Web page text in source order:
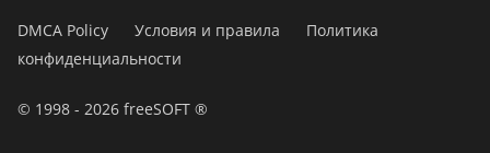
DMCA Policy Условия и правила
Политика
конфиденциальности
© 1998 - 2026 freeSOFT ®